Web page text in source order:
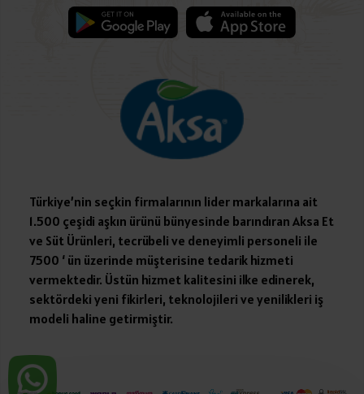
Türkiye’nin seçkin firmalarının lider markalarına ait
1.500 çeşidi aşkın ürünü bünyesinde barındıran Aksa Et
ve Süt Ürünleri, tecrübeli ve deneyimli personeli ile
7500 ‘ ün üzerinde müşterisine tedarik hizmeti
vermektedir. Üstün hizmet kalitesini ilke edinerek,
sektördeki yeni fikirleri, teknolojileri ve yenilikleri iş
modeli haline getirmiştir.